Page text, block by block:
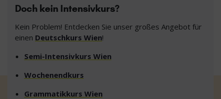
Doch kein Intensivkurs?
Kein Problem! Entdecken Sie unser großes Angebot für
einen Deutschkurs Wien!
Semi-Intensivkurs Wien
Wochenendkurs
Grammatikkurs Wien